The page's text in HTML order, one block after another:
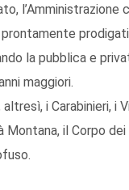
la pubblica e
maggiori.
altresì, i Carabinieri,
il Corpo